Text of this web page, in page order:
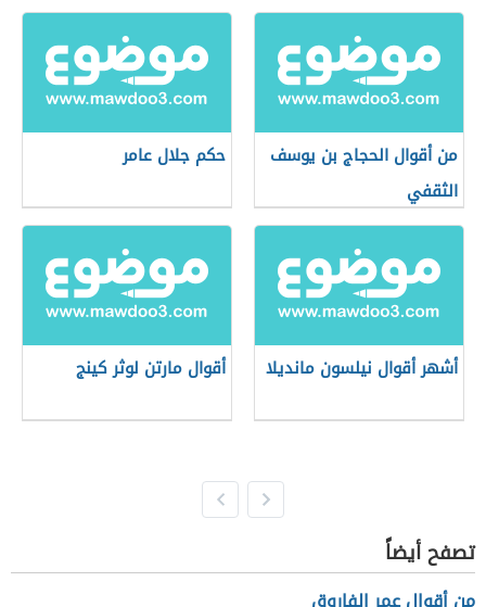
من أقوال الحجاج بن يوسف
الثقفي
حكم جلال عامر
أشهر أقوال نيلسون مانديلا أقوال مارتن لوثر كينج
تصفح أيضاً